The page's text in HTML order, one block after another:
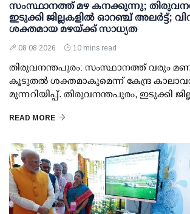
സംസ്ഥാനത്ത് മഴ കനക്കുന്നു;
ഇടുക്കി ജില്ലകളിൽ ഓറഞ്ച് അലർട്ട്;
ശക്തമായ മഴയ്ക്ക് സാധ്യത
08 08 2026 10 mins read
തിരുവനന്തപുരം: സംസ്ഥാനത്ത് വരും
കൂടുതൽ ശക്തമാകുമെന്ന് കേന്ദ്ര
മുന്നറിയിപ്പ്. തിരുവനന്തപുരം, ഇടുക്കി
READ MORE